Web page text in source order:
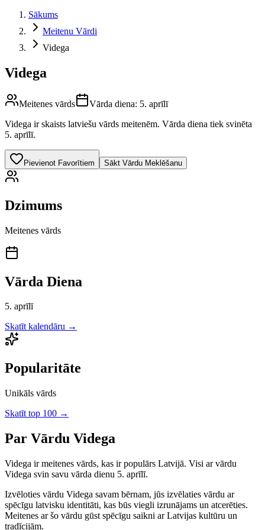
Sākums
Meitenu Vārdi
Videga
Videga
Meitenes vārds Vārda diena: 5. aprīlī
Videga ir skaists latviešu vārds meitenēm. Vārda diena tiek svinēta
5. aprīlī.
Pievienot Favorītiem Sākt Vārdu Meklēšanu
Dzimums
Meitenes vārds
Vārda Diena
5. aprīlī
Skatīt kalendāru →
Popularitāte
Unikāls vārds
Skatīt top 100 →
Par Vārdu Videga
Videga irmeitenes vārds, kas ir populārs Latvijā. Visi ar vārdu
Videga svin savu vārda dienu 5. aprīlī.
Izvēloties vārdu Videga savam bērnam, jūs izvēlaties vārdu ar
spēcīgu latvisku identitāti, kas būs viegli izrunājams un atcerēties.
Meitenes ar šo vārdu gūst spēcīgu saikni ar Latvijas kultūru un
tradīcijām.